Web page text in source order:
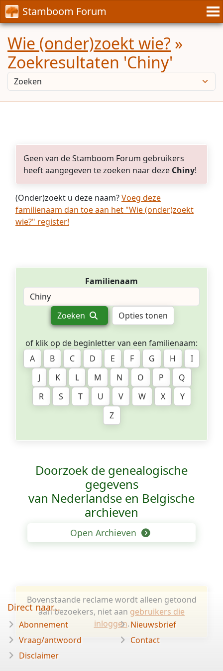
Stamboom Forum
Wie (onder)zoekt wie? »
Zoekresultaten 'Chiny'
Geen van de Stamboom Forum gebruikers
heeft aangegeven te zoeken naar deze Chiny!
(Onder)zoekt u deze naam?Voeg deze
familienaam dan toe aan het "Wie (onder)zoekt
wie?" register!
Familienaam
Zoeken Opties tonen
of klik op de beginletter van een familienaam:
A
B C D E F G H
I
J
K L M N O P
Q
R
S T U V W X
Y
Z
Doorzoek de genealogische
gegevens
van Nederlandse en Belgische
archieven
Open Archieven
Bovenstaande reclame wordt alleen getoond
aan bezoekers, niet aan gebruikers die
inloggen.
Direct naar...
Abonnement
Vraag/antwoord
Disclaimer
Nieuwsbrief
Contact